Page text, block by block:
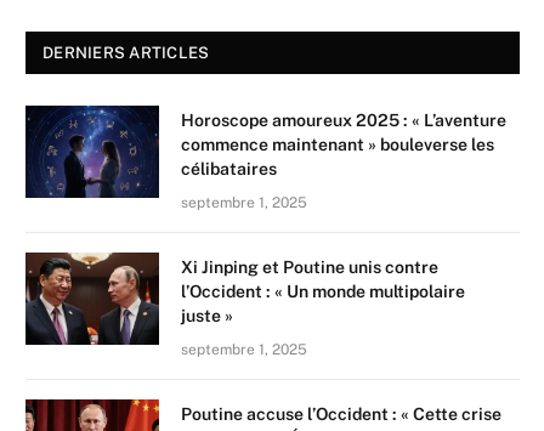
DERNIERS ARTICLES
Horoscope amoureux 2025 : « L’aventure
commence maintenant » bouleverse les
célibataires
septembre 1, 2025
Xi Jinping et Poutine unis contre
l’Occident : « Un monde multipolaire
juste »
septembre 1, 2025
Poutine accuse l’Occident : « Cette crise